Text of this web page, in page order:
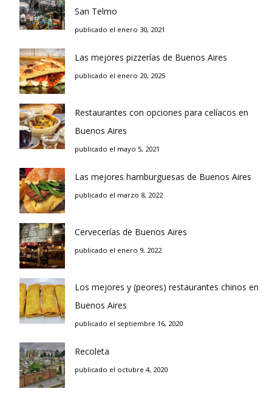
San Telmo
publicado el enero 30, 2021
Las mejores pizzerías de Buenos Aires
publicado el enero 20, 2025
Restaurantes con opciones para celíacos en
Buenos Aires
publicado el mayo 5, 2021
Las mejores hamburguesas de Buenos Aires
publicado el marzo 8, 2022
Cervecerías de Buenos Aires
publicado el enero 9, 2022
Los mejores y (peores) restaurantes chinos en
Buenos Aires
publicado el septiembre 16, 2020
Recoleta
publicado el octubre 4, 2020